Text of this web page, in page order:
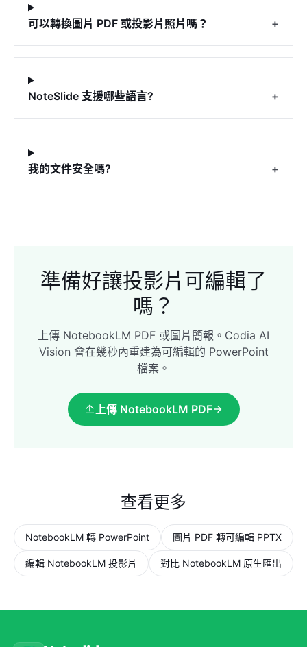
可以轉換圖片 PDF 或投影片照片嗎？ +
NoteSlide 支援哪些語言? +
我的文件安全嗎? +
準備好讓投影片可編輯了
嗎？
上傳 NotebookLM PDF 或圖片簡報。Codia AI
Vision 會在幾秒內重建為可編輯的 PowerPoint
檔案。
上傳 NotebookLM PDF
查看更多
NotebookLM 轉 PowerPoint 圖片 PDF 轉可編輯 PPTX
編輯 NotebookLM 投影片 對比 NotebookLM 原生匯出